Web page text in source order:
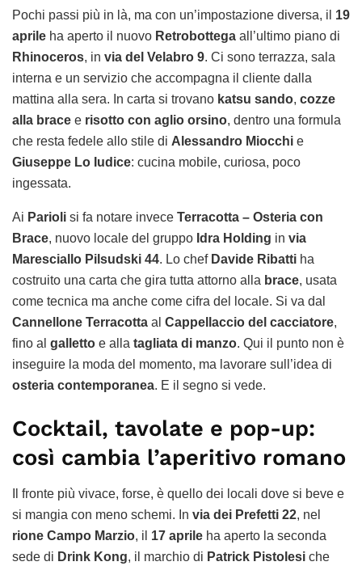
Pochi passi più in là, ma con un’impostazione diversa, il 19
aprile ha aperto il nuovo Retrobottega all’ultimo piano di
Rhinoceros, in via del Velabro 9. Ci sono terrazza, sala
interna e un servizio che accompagna il cliente dalla
mattina alla sera. In carta si trovano katsu sando, cozze
alla brace e risotto con aglio orsino, dentro una formula
che resta fedele allo stile di Alessandro Miocchi e
Giuseppe Lo Iudice: cucina mobile, curiosa, poco
ingessata.
Ai Parioli si fa notare invece Terracotta – Osteria con
Brace, nuovo locale del gruppo Idra Holding in via
Maresciallo Pilsudski 44. Lo chef Davide Ribatti ha
costruito una carta che gira tutta attorno alla brace, usata
come tecnica ma anche come cifra del locale. Si va dal
Cannellone Terracotta al Cappellaccio del cacciatore,
fino al galletto e alla tagliata di manzo. Qui il punto non è
inseguire la moda del momento, ma lavorare sull’idea di
osteria contemporanea. E il segno si vede.
Cocktail, tavolate e pop-up:
così cambia l’aperitivo romano
Il fronte più vivace, forse, è quello dei locali dove si beve e
si mangia con meno schemi. In via dei Prefetti 22, nel
rione Campo Marzio, il 17 aprile ha aperto la seconda
sede di Drink Kong, il marchio di Patrick Pistolesi che